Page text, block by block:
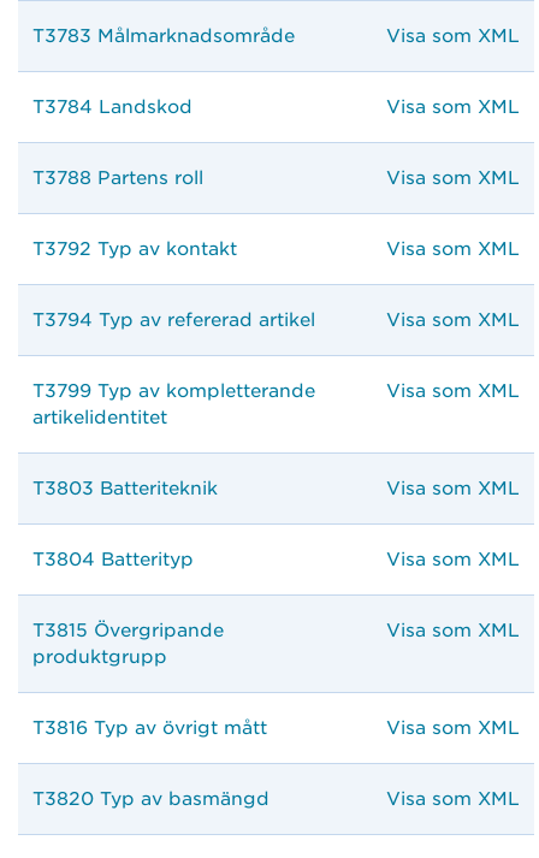
T3783 Målmarknadsområde Visa som XML
T3784 Landskod Visa som XML
T3788 Partens roll Visa som XML
T3792 Typ av kontakt Visa som XML
T3794 Typ av refererad artikel Visa som XML
T3799 Typ av kompletterande
artikelidentitet
Visa som XML
T3803 Batteriteknik Visa som XML
T3804 Batterityp Visa som XML
T3815 Övergripande
produktgrupp
Visa som XML
T3816 Typ av övrigt mått Visa som XML
T3820 Typ av basmängd Visa som XML